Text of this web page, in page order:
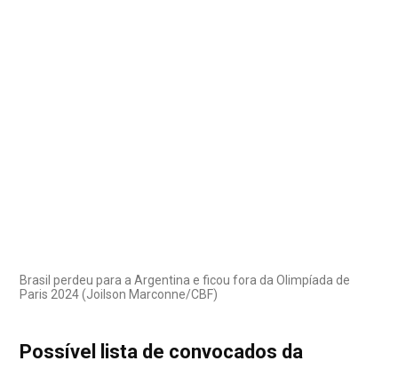
Brasil perdeu para a Argentina e ficou fora da Olimpíada de
Paris 2024 (Joilson Marconne/CBF)
Possível lista de convocados da